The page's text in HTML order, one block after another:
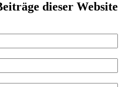
dieser Website